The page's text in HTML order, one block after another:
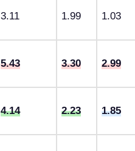
3.11 1.99 1.03
5.43 3.30 2.99
4.14 2.23 1.85